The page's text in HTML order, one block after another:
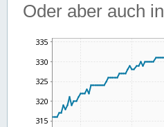
Oder aber auch in